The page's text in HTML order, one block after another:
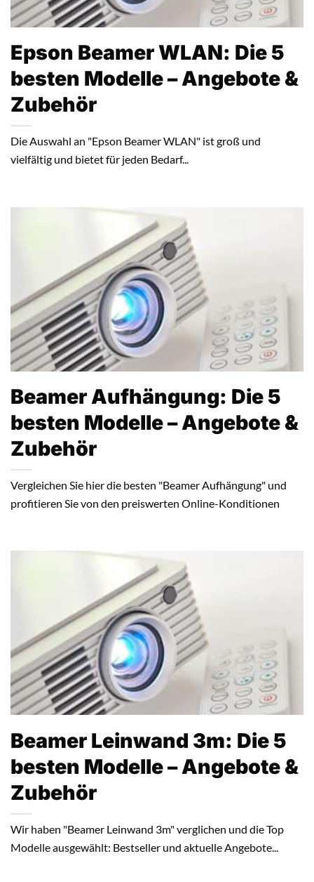
Epson Beamer WLAN: Die 5
besten Modelle – Angebote &
Zubehör
Die Auswahl an "Epson Beamer WLAN" ist groß und
vielfältig und bietet für jeden Bedarf...
Beamer Aufhängung: Die 5
besten Modelle – Angebote &
Zubehör
Vergleichen Sie hier die besten "Beamer Aufhängung" und
profitieren Sie von den preiswerten Online-Konditionen
Beamer Leinwand 3m: Die 5
besten Modelle – Angebote &
Zubehör
Wir haben "Beamer Leinwand 3m" verglichen und die Top
Modelle ausgewählt: Bestseller und aktuelle Angebote...